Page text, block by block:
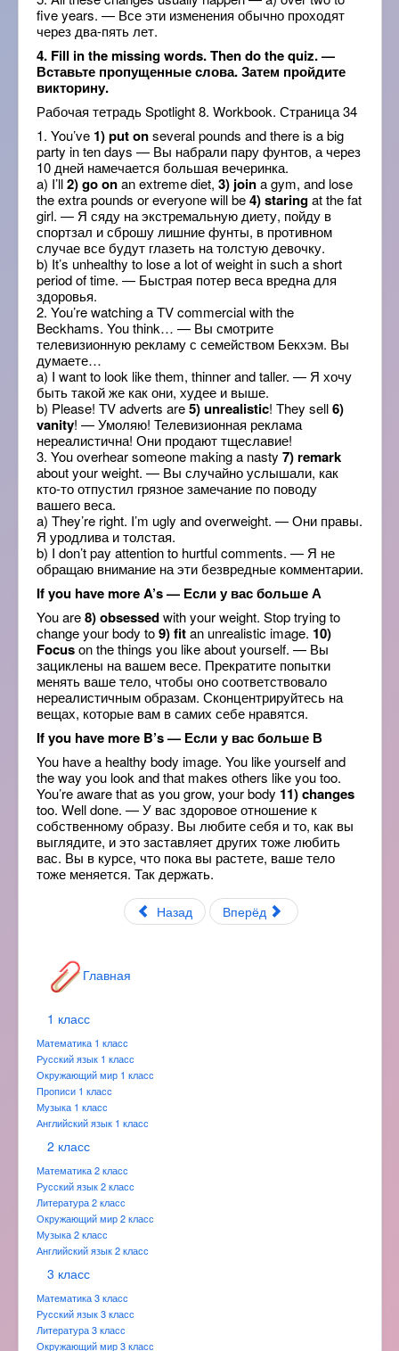
five years. — Все эти изменения обычно проходят
через два-пять лет.
4. Fill in the missing words. Then do the quiz. —
Вставьте пропущенные слова. Затем пройдите
викторину.
Рабочая тетрадь Spotlight 8. Workbook. Страница 34
1. You’ve 1) put onseveral pounds and there is a big
party in ten days — Вы набрали пару фунтов, а через
10 дней намечается большая вечеринка.
a) I’ll2) go onan extreme diet, 3) joina gym, and lose
the extra pounds or everyone will be4) staringat the fat
girl. — Я сяду на экстремальную диету, пойду в
спортзал и сброшу лишние фунты, в противном
случае все будут глазеть на толстую девочку.
b) It’s unhealthy to lose a lot of weight in such a short
period of time. — Быстрая потер веса вредна для
здоровья.
2. You’re watching a TV commercial with the
Beckhams. You think… — Вы смотрите
телевизионную рекламу с семейством Бекхэм. Вы
думаете…
a) I want to look like them, thinner and taller. — Я хочу
быть такой же как они, худее и выше.
b) Please! TV adverts are5) unrealistic! They sell6)
vanity! — Умоляю! Телевизионная реклама
нереалистична! Они продают тщеславие!
3. You overhear someone making a nasty 7) remark
about your weight. — Вы случайно услышали, как
кто-то отпустил грязное замечание по поводу
вашего веса.
a) They’re right. I’m ugly and overweight. — Они правы.
Я уродлива и толстая.
b) I don’t pay attention to hurtful comments. — Я не
обращаю внимание на эти безвредные комментарии.
If you have more A’s — Если у вас больше А
You are8) obsessedwith your weight. Stop trying to
change your body to9) fitan unrealistic image. 10)
Focuson the things you like about yourself. — Вы
зациклены на вашем весе. Прекратите попытки
менять ваше тело, чтобы оно соответствовало
нереалистичным образам. Сконцентрируйтесь на
вещах, которые вам в самих себе нравятся.
If you have more B’s — Если у вас больше В
You have a healthy body image. You like yourself and
the way you look and that makes others like you too.
You’re aware that as you grow, your body 11) changes
too. Well done. — У вас здоровое отношение к
собственному образу. Вы любите себя и то, как вы
выглядите, и это заставляет других тоже любить
вас. Вы в курсе, что пока вы растете, ваше тело
тоже меняется. Так держать.
Назад Вперёд
Главная
1 класс
Математика 1 класс
Русский язык 1 класс
Окружающий мир 1 класс
Прописи 1 класс
Музыка 1 класс
Английский язык 1 класс
2 класс
Математика 2 класс
Русский язык 2 класс
Литература 2 класс
Окружающий мир 2 класс
Музыка 2 класс
Английский язык 2 класс
3 класс
Математика 3 класс
Русский язык 3 класс
Литература 3 класс
Окружающий мир 3 класс